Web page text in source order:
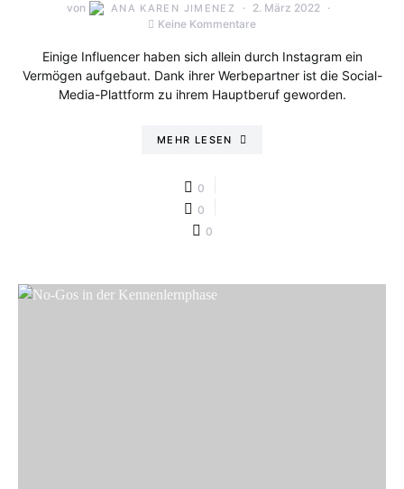
von ANA KAREN JIMENEZ
2. März 2022
Keine Kommentare
Einige Influencer haben sich allein durch Instagram ein
Vermögen aufgebaut. Dank ihrer Werbepartner ist die Social-
Media-Plattform zu ihrem Hauptberuf geworden.
MEHR LESEN
0
0
0